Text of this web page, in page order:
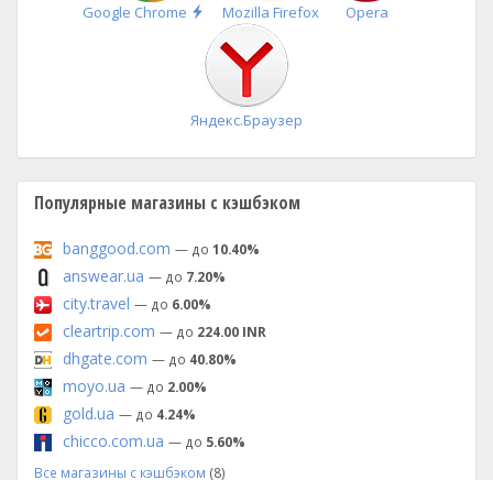
Google Chrome
Быстрая
установка
Mozilla Firefox Opera
Яндекс.Браузер
Популярные магазины с кэшбэком
banggood.com — до 10.40%
answear.ua — до 7.20%
city.travel — до 6.00%
cleartrip.com — до 224.00 INR
dhgate.com — до 40.80%
moyo.ua — до 2.00%
gold.ua — до 4.24%
chicco.com.ua — до 5.60%
Все магазины с кэшбэком (8)